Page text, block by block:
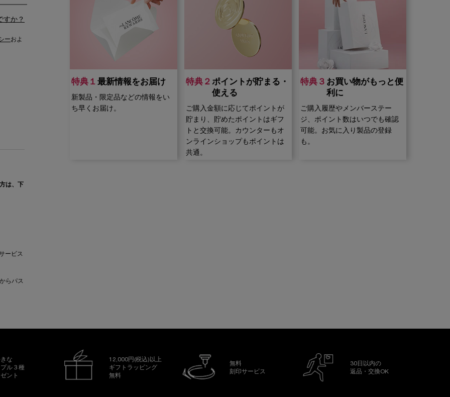
すか？
ーおよ
は、下
ービス
らパス
特典１ 最新情報をお届け
新製品・限定品などの情報をい
ち早くお届け。
特典２ ポイントが貯まる・
使える
ご購入金額に応じてポイントが
貯まり、貯めたポイントはギフ
トと交換可能。カウンターもオ
ンラインショップもポイントは
共通。
特典３ お買い物がもっと便
利に
ご購入履歴やメンバーステー
ジ、ポイント数はいつでも確認
可能。お気に入り製品の登録
も。
な
ル３種
ント
12,000円(税込)以上
ギフトラッピング
無料
無料
刻印サービス
30日以内の
返品・交換OK